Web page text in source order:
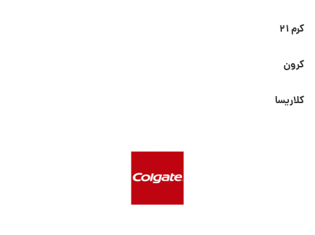
کرم ۲۱
کرون
کلاریسا